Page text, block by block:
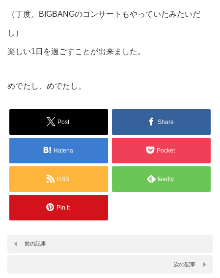
（丁度、BIGBANGのコンサートもやっていたみたいだ
し）
楽しい1日を過ごすことが出来ました。
めでたし、めでたし。
Post Share
Hatena Pocket
RSS feedly
Pin it
前の記事
次の記事